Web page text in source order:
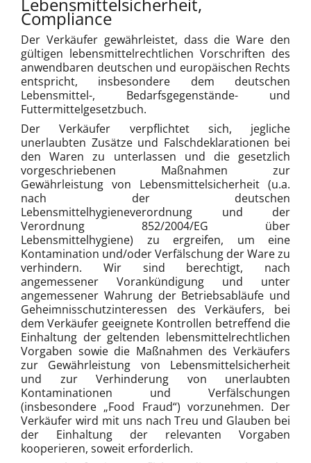
Compliance
Der Verkäufer gewährleistet, dass die Ware den
gültigen lebensmittelrechtlichen Vorschriften des
anwendbaren deutschen und europäischen Rechts
entspricht, insbesondere dem deutschen
Lebensmittel-, Bedarfsgegenstände- und
Futtermittelgesetzbuch.
Der Verkäufer verpflichtet sich, jegliche
unerlaubten Zusätze und Falschdeklarationen bei
den Waren zu unterlassen und die gesetzlich
vorgeschriebenen Maßnahmen zur
Gewährleistung von Lebensmittelsicherheit (u.a.
nach der deutschen
Lebensmittelhygieneverordnung und der
Verordnung 852/2004/EG über
Lebensmittelhygiene) zu ergreifen, um eine
Kontamination und/oder Verfälschung der Ware zu
verhindern. Wir sind berechtigt, nach
angemessener Vorankündigung und unter
angemessener Wahrung der Betriebsabläufe und
Geheimnisschutzinteressen des Verkäufers, bei
dem Verkäufer geeignete Kontrollen betreffend die
Einhaltung der geltenden lebensmittelrechtlichen
Vorgaben sowie die Maßnahmen des Verkäufers
zur Gewährleistung von Lebensmittelsicherheit
und zur Verhinderung von unerlaubten
Kontaminationen und Verfälschungen
(insbesondere „Food Fraud“) vorzunehmen. Der
Verkäufer wird mit uns nach Treu und Glauben bei
der Einhaltung der relevanten Vorgaben
kooperieren, soweit erforderlich.